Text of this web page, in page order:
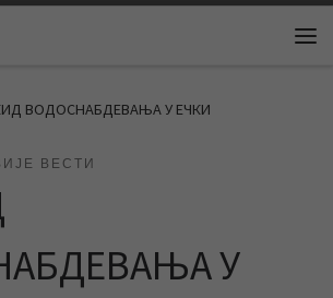
ВОДОСНАБДЕВАЊА У ЕЧКИ
ВЕСТИ
У